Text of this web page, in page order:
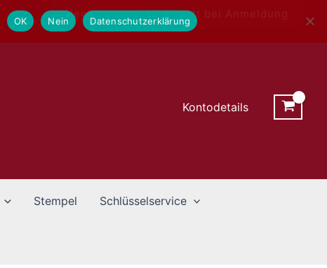
Newsletter - 10% Rabatt bei Anmeldung
Kontodetails
Stempel Schlüsselservice
OK Nein Datenschutzerklärung